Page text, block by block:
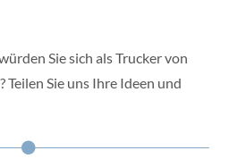
Sie sich als Trucker von
Teilen Sie uns Ihre Ideen und